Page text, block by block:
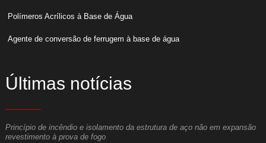
Polímeros Acrílicos à Base de Água
Agente de conversão de ferrugem à base de água
Últimas notícias
Princípio de incêndio e isolamento da estrutura de aço não em expansão
revestimento à prova de fogo